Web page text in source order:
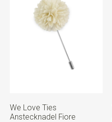
We Love Ties
Anstecknadel Fiore